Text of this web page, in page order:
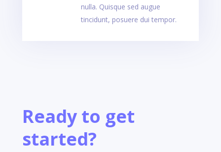
nulla. Quisque sed augue
tincidunt, posuere dui tempor.
Ready to get
started?